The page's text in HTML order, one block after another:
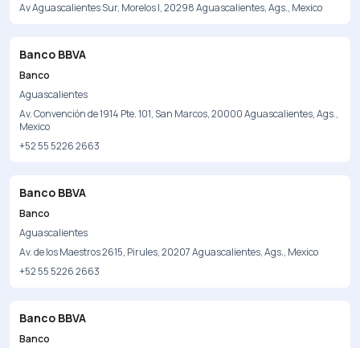
Av Aguascalientes Sur, Morelos I, 20298 Aguascalientes, Ags., Mexico
Banco BBVA
Banco
Aguascalientes
Av. Convención de 1914 Pte. 101, San Marcos, 20000 Aguascalientes, Ags.,
Mexico
+52 55 5226 2663
Banco BBVA
Banco
Aguascalientes
Av. de los Maestros 2615, Pirules, 20207 Aguascalientes, Ags., Mexico
+52 55 5226 2663
Banco BBVA
Banco